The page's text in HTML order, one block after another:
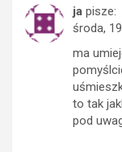
ja pisze:
środa,
ma
to tak
pod